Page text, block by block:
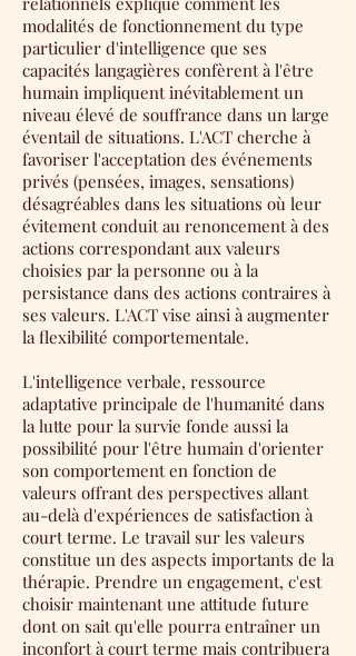
modalités de fonctionnement du type
particulier d'intelligence que ses
capacités langagières confèrent à l'être
humain impliquent inévitablement un
niveau élevé de souffrance dans un large
éventail de situations. L'ACT cherche à
favoriser l'acceptation des événements
privés (pensées, images, sensations)
désagréables dans les situations où leur
évitement conduit au renoncement à des
actions correspondant aux valeurs
choisies par la personne ou à la
persistance dans des actions contraires à
ses valeurs. L'ACT vise ainsi à augmenter
la flexibilité comportementale.
L'intelligence verbale, ressource
adaptative principale de l'humanité dans
la lutte pour la survie fonde aussi la
possibilité pour l'être humain d'orienter
son comportement en fonction de
valeurs offrant des perspectives allant
au-delà d'expériences de satisfaction à
court terme. Le travail sur les valeurs
constitue un des aspects importants de la
thérapie. Prendre un engagement, c'est
choisir maintenant une attitude future
dont on sait qu'elle pourra entraîner un
inconfort à court terme mais contribuera